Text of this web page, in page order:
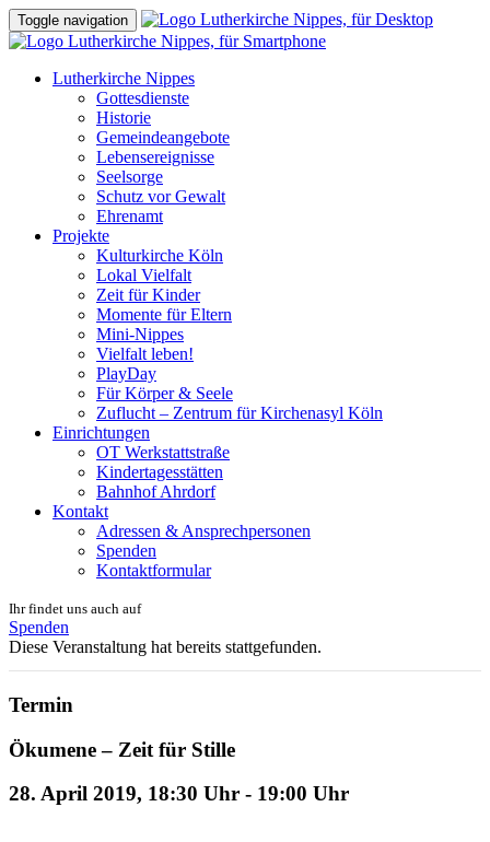
Toggle navigation
Lutherkirche Nippes
Gottesdienste
Historie
Gemeindeangebote
Lebensereignisse
Seelsorge
Schutz vor Gewalt
Ehrenamt
Projekte
Kulturkirche Köln
Lokal Vielfalt
Zeit für Kinder
Momente für Eltern
Mini-Nippes
Vielfalt leben!
PlayDay
Für Körper & Seele
Zuflucht – Zentrum für Kirchenasyl Köln
Einrichtungen
OT Werkstattstraße
Kindertagesstätten
Bahnhof Ahrdorf
Kontakt
Adressen & Ansprechpersonen
Spenden
Kontaktformular
Ihr findet uns auch auf
Spenden
Diese Veranstaltung hat bereits stattgefunden.
Termin
Ökumene – Zeit für Stille
28. April 2019, 18:30 Uhr - 19:00 Uhr